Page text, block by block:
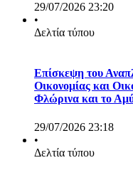
29/07/2026 23:20
•
Δελτία τύπου
Επίσκεψη του
Οικονομίας και
Φλώρινα και το
29/07/2026 23:18
•
Δελτία τύπου